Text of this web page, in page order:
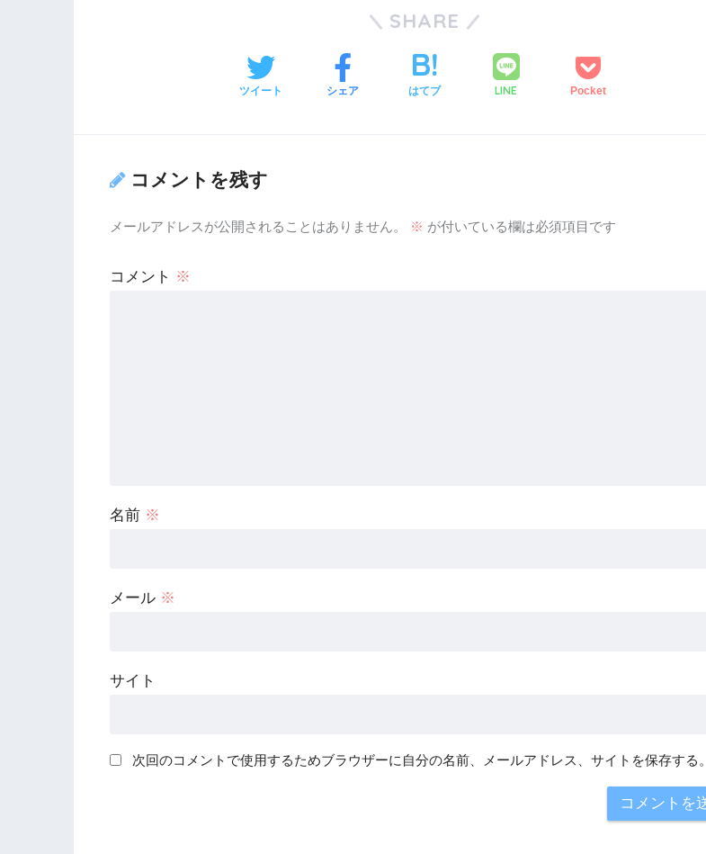
SHARE
ツイート シェア はてブ LINE Pocket
コメントを残す
メールアドレスが公開されることはありません。 ※ が付いている欄は必須項目です
コメント ※
名前 ※
メール ※
サイト
次回のコメントで使用するためブラウザーに自分の名前、メールアドレス、サイトを保存する。